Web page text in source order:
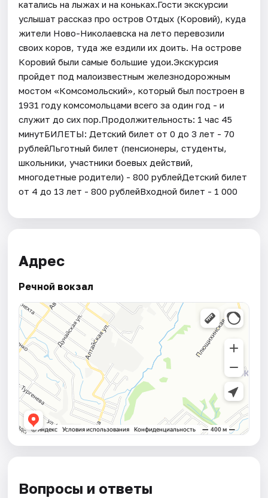
катались на лыжах и на коньках.​Гости экскурсии
услышат рассказ про остров Отдых (Коровий), куда
жители Ново-Николаевска на лето перевозили
своих коров, туда же ездили их доить. На острове
Коровий были самые большие удои.Экскурсия
пройдет под малоизвестным железнодорожным
мостом «Комсомольский», который был построен в
1931 году комсомольцами всего за один год - и
служит до сих пор.Продолжительность: 1 час 45
минутБИЛЕТЫ: Детский билет от 0 до 3 лет - 70
рублейЛьготный билет (пенсионеры, студенты,
школьники, участники боевых действий,
многодетные родители) - 800 рублейДетский билет
от 4 до 13 лет - 800 рублейВходной билет - 1 000
Адрес
Речной вокзал
Вопросы и ответы